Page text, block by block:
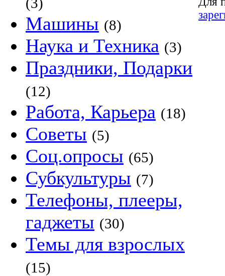
Машины (8)
Наука и Техника (3)
Праздники, Подарки
(12)
Работа, Карьера (18)
Советы (5)
Соц.опросы (65)
Субкультуры (7)
Телефоны, плееры,
гаджеты (30)
Темы для взрослых
(15)